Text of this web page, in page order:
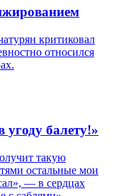
критиковал
относился
угоду балету!»
такую
остальные мои
— в сердцах